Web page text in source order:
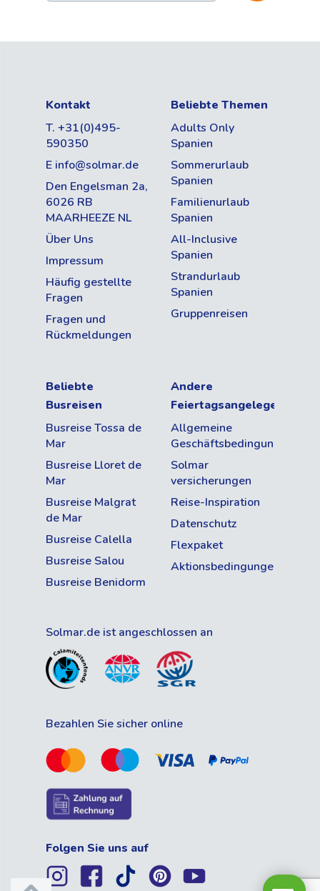
Kontakt
T. +31(0)495-
590350
E info@solmar.de
Den Engelsman 2a,
6026 RB
MAARHEEZE NL
Über Uns
Impressum
Häufig gestellte
Fragen
Fragen und
Rückmeldungen
Beliebte Themen
Adults Only
Spanien
Sommerurlaub
Spanien
Familienurlaub
Spanien
All-Inclusive
Spanien
Strandurlaub
Spanien
Gruppenreisen
Beliebte
Busreisen
Busreise Tossa de
Mar
Busreise Lloret de
Mar
Busreise Malgrat
de Mar
Busreise Calella
Busreise Salou
Busreise Benidorm
Andere
Feiertagsangelegenheiten
Allgemeine
Geschäftsbedingungen
Solmar
versicherungen
Reise-Inspiration
Datenschutz
Flexpaket
Aktionsbedingungen
Solmar.de ist angeschlossen an
Bezahlen Sie sicher online
Folgen Sie uns auf